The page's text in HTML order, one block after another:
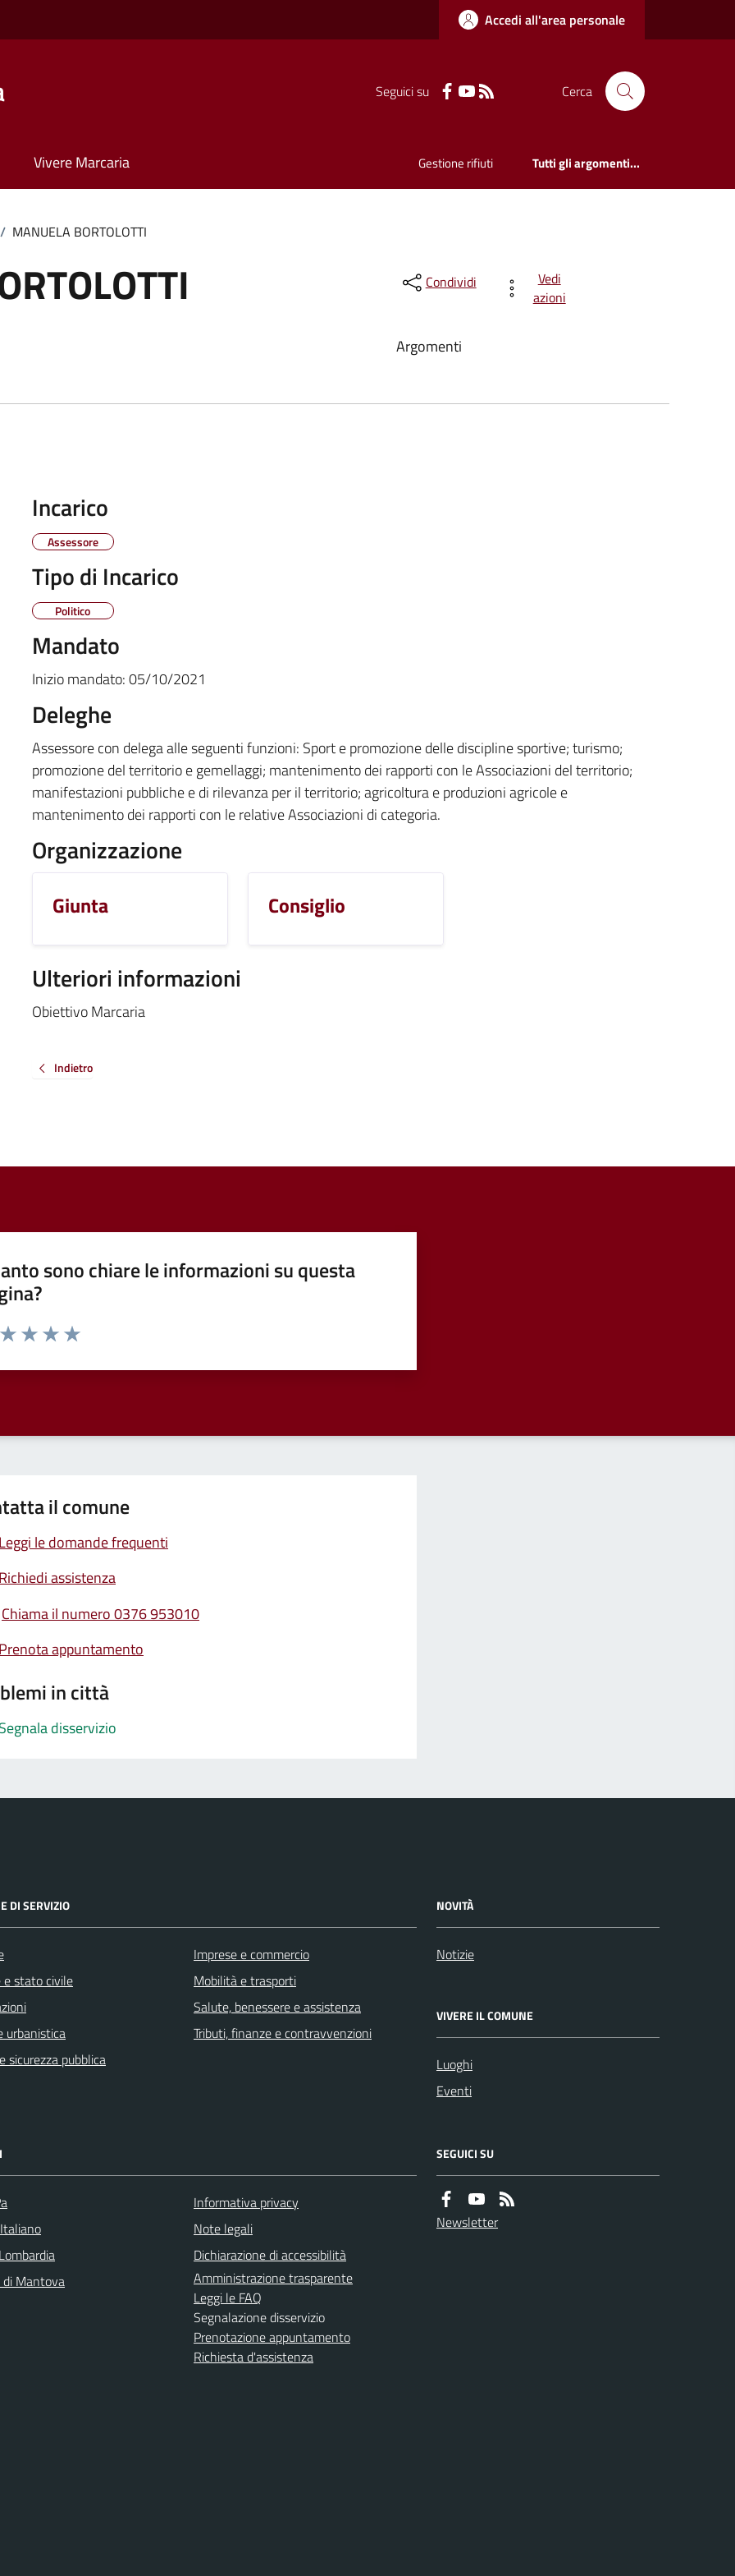
Accedi all'area personale
Seguici su Cerca
Vivere Marcaria Gestione rifiuti Tutti gli argomenti...
/ MANUELA BORTOLOTTI
Condividi
Vedi
azioni
Argomenti
Incarico
Assessore
Tipo di Incarico
Politico
Mandato
Inizio mandato:05/10/2021
Deleghe
Assessore con delega alle seguenti funzioni: Sport e promozione delle discipline sportive; turismo;
promozione del territorio e gemellaggi; mantenimento dei rapporti con le Associazioni del territorio;
manifestazioni pubbliche e di rilevanza per il territorio; agricoltura e produzioni agricole e
mantenimento dei rapporti con le relative Associazioni di categoria.
Organizzazione
Giunta Consiglio
Ulteriori informazioni
Obiettivo Marcaria
Indietro
sono chiare le informazioni su questa
da 1 a 5 stelle la pagina
il comune
Leggi le domande frequenti
Richiedi assistenza
Chiama il numero 0376 953010
Prenota appuntamento
in città
Segnala disservizio
DI SERVIZIO
e stato civile
urbanistica
sicurezza pubblica
Imprese e commercio
Mobilità e trasporti
Salute, benessere e assistenza
Tributi, finanze e contravvenzioni
NOVITÀ
Notizie
VIVERE IL COMUNE
Luoghi
Eventi
di Mantova
Informativa privacy
Note legali
Dichiarazione di accessibilità
Amministrazione trasparente
Leggi le FAQ
Segnalazione disservizio
Prenotazione appuntamento
Richiesta d'assistenza
SEGUICI SU
Newsletter